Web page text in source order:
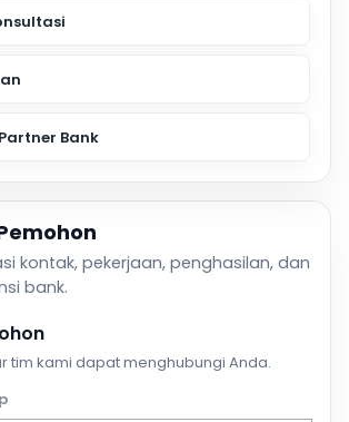
Bank
kontak, pekerjaan, penghasilan, dan
bank.
tim kami dapat menghubungi Anda.